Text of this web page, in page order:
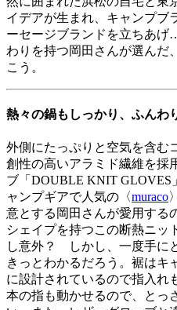
イデアが生まれ、キャンプブ
ーセージブランドを立ちあ
わりを持つ岡田さんが選んだ
こう。
熱々の鍋もしっかり、ふんわ
外側にたっぷりと空気を含む
創性の高いアラミド繊維を採
ブ「DOUBLE KNIT GLOVES
ャンプギアで人気の〈muraco
意とする岡田さんが愛用する
シェイプを持つこの断熱ニッ
し意外？ しかし、一度手に
きっとわかるだろう。裾はキ
に設計されているので指入れ
本の指も動かせるので、とっ